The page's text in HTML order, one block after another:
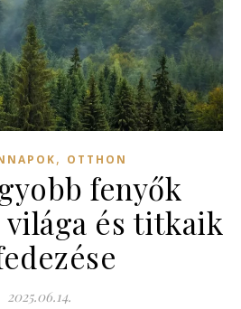
, OTTHON
fenyők
világa és titkaik
2025.06.14.